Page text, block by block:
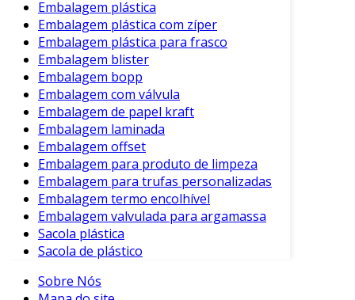
Embalagem plástica
Embalagem plástica com zíper
Embalagem plástica para frasco
Embalagem blister
Embalagem bopp
Embalagem com válvula
Embalagem de papel kraft
Embalagem laminada
Embalagem offset
Embalagem para produto de limpeza
Embalagem para trufas personalizadas
Embalagem termo encolhível
Embalagem valvulada para argamassa
Sacola plástica
Sacola de plástico
Sobre Nós